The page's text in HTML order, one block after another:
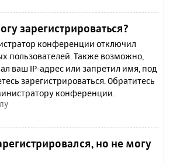
зарегистрироваться?
конференции отключил
пользователей. Также возможно,
ваш IP-адрес или запретил имя, под
зарегистрироваться. Обратитесь
конференции.
но не могу